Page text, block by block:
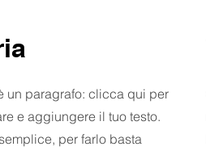
un paragrafo: clicca qui per
e aggiungere il tuo testo.
per farlo basta